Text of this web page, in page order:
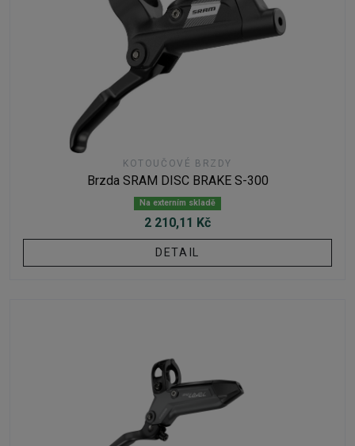
KOTOUČOVÉ BRZDY
Brzda SRAM DISC BRAKE S-300
Na externím skladě
2 210,11 Kč
DETAIL